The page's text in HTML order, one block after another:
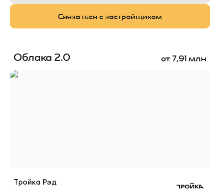
Связаться с застройщиком
Облака 2.0 от 7,91 млн
Тройка Рэд